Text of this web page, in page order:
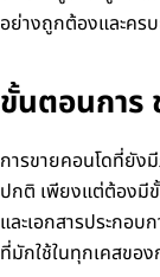
อย่างถูกต้องและคร
ขั้นตอนการ
การขายคอนโดที่ยัง
ปกติ เพียงแต่ต้องมี
และเอกสารประกอ
ที่มักใช้ในทุกเคสขอ